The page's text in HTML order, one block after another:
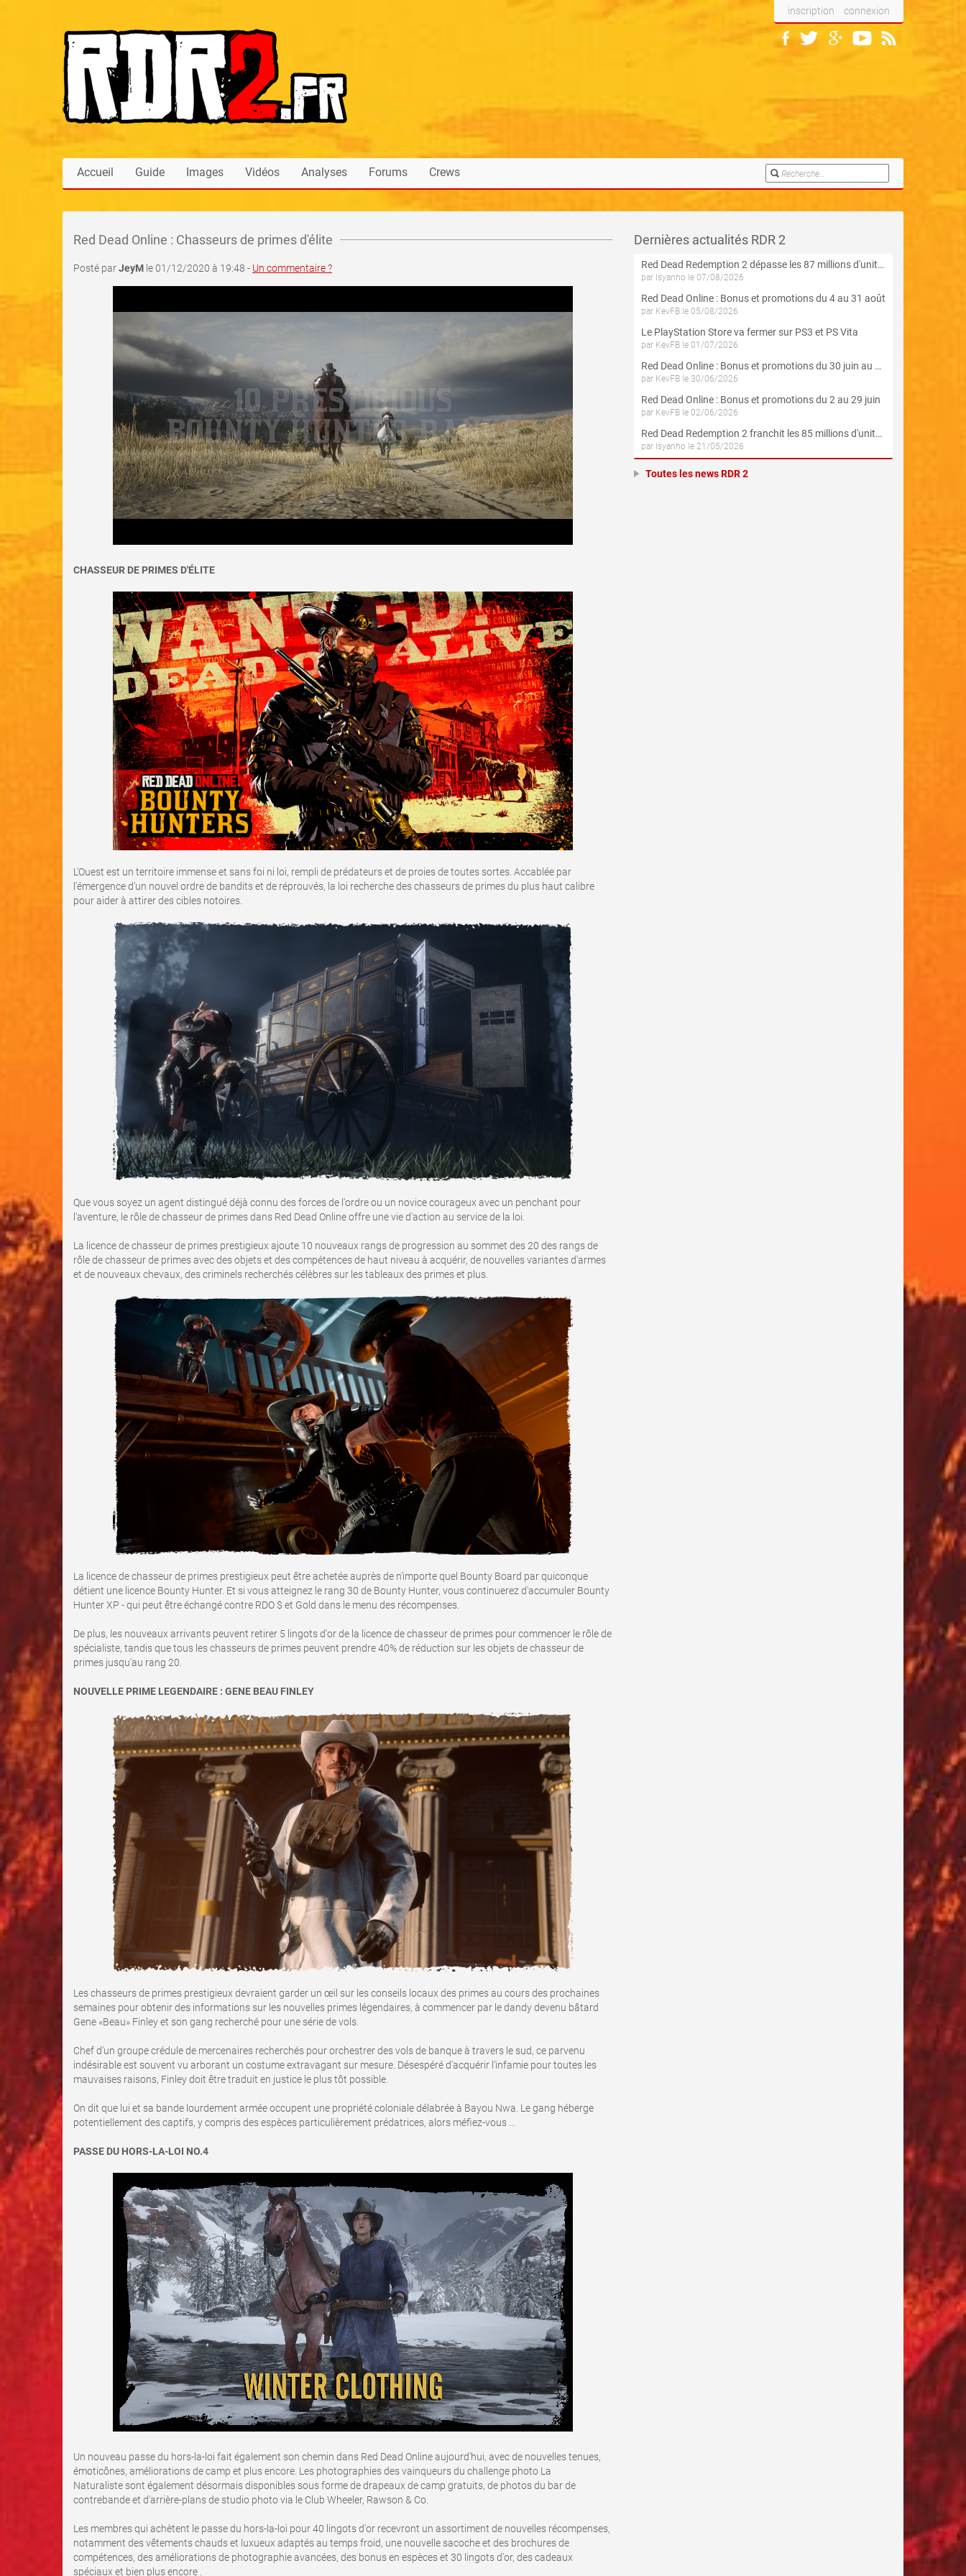
inscription connexion
Accueil Guide Images Vidéos Analyses Forums Crews
Red Dead Online : Chasseurs de primes d'élite
Posté parJeyM le 01/12/2020 à 19:48 - Un commentaire ?
CHASSEUR DE PRIMES D'ÉLITE
L'Ouest est un territoire immense et sans foi ni loi, rempli de prédateurs et de proies de toutes sortes. Accablée par
l'émergence d'un nouvel ordre de bandits et de réprouvés, la loi recherche des chasseurs de primes du plus haut calibre
pour aider à attirer des cibles notoires.
Que vous soyez un agent distingué déjà connu des forces de l'ordre ou un novice courageux avec un penchant pour
l'aventure, le rôle de chasseur de primes dans Red Dead Online offre une vie d'action au service de la loi.
La licence de chasseur de primes prestigieux ajoute 10 nouveaux rangs de progression au sommet des 20 des rangs de
rôle de chasseur de primes avec des objets et des compétences de haut niveau à acquérir, de nouvelles variantes d'armes
et de nouveaux chevaux, des criminels recherchés célèbres sur les tableaux des primes et plus.
La licence de chasseur de primes prestigieux peut être achetée auprès de n'importe quel Bounty Board par quiconque
détient une licence Bounty Hunter. Et si vous atteignez le rang 30 de Bounty Hunter, vous continuerez d'accumuler Bounty
Hunter XP - qui peut être échangé contre RDO $ et Gold dans le menu des récompenses.
De plus, les nouveaux arrivants peuvent retirer 5 lingots d'or de la licence de chasseur de primes pour commencer le rôle de
spécialiste, tandis que tous les chasseurs de primes peuvent prendre 40% de réduction sur les objets de chasseur de
primes jusqu'au rang 20.
NOUVELLE PRIME LEGENDAIRE : GENE BEAU FINLEY
Les chasseurs de primes prestigieux devraient garder un œil sur les conseils locaux des primes au cours des prochaines
semaines pour obtenir des informations sur les nouvelles primes légendaires, à commencer par le dandy devenu bâtard
Gene «Beau» Finley et son gang recherché pour une série de vols.
Chef d'un groupe crédule de mercenaires recherchés pour orchestrer des vols de banque à travers le sud, ce parvenu
indésirable est souvent vu arborant un costume extravagant sur mesure. Désespéré d'acquérir l'infamie pour toutes les
mauvaises raisons, Finley doit être traduit en justice le plus tôt possible.
On dit que lui et sa bande lourdement armée occupent une propriété coloniale délabrée à Bayou Nwa. Le gang héberge
potentiellement des captifs, y compris des espèces particulièrement prédatrices, alors méfiez-vous ...
PASSE DU HORS-LA-LOI NO.4
Un nouveau passe du hors-la-loi fait également son chemin dans Red Dead Online aujourd'hui, avec de nouvelles tenues,
émoticônes, améliorations de camp et plus encore. Les photographies des vainqueurs du challenge photo La
Naturaliste sont également désormais disponibles sous forme de drapeaux de camp gratuits, de photos du bar de
contrebande et d'arrière-plans de studio photo via le Club Wheeler, Rawson & Co.
Les membres qui achètent le passe du hors-la-loi pour 40 lingots d'or recevront un assortiment de nouvelles récompenses,
notamment des vêtements chauds et luxueux adaptés au temps froid, une nouvelle sacoche et des brochures de
compétences, des améliorations de photographie avancées, des bonus en espèces et 30 lingots d'or, des cadeaux
spéciaux et bien plus encore .
Dernières actualités RDR 2
Red Dead Redemption 2 dépasse les 87 millions d'unités écoulées
par Isyanho le 07/08/2026
Red Dead Online : Bonus et promotions du 4 au 31 août
par KevFB le 05/08/2026
Le PlayStation Store va fermer sur PS3 et PS Vita
par KevFB le 01/07/2026
Red Dead Online : Bonus et promotions du 30 juin au 3 août (Spécial 4 Juillet)
par KevFB le 30/06/2026
Red Dead Online : Bonus et promotions du 2 au 29 juin
par KevFB le 02/06/2026
Red Dead Redemption 2 franchit les 85 millions d'unités écoulés
par Isyanho le 21/05/2026
Toutes les news RDR 2